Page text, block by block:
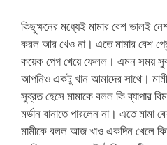
কিছুক্ষনের মধ্যেই মামার বেশ ভালই
করল আর খেও না। এতে মামার বেশ
কয়েক পেগ খেয়ে ফেলল। এমন সময়
আপনিও একটু খান আমাদের সাথে।
সুব্রত হেসে মামাকে বলল কি ব্যাপার
মর্ডান বানাতে পারলেন না। এতে
মামীকে বলল আজ খাও একদিন খেলে